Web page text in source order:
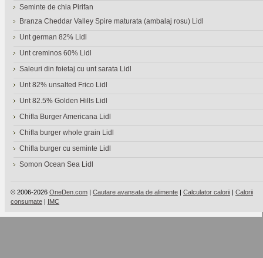
Seminte de chia Pirifan
Branza Cheddar Valley Spire maturata (ambalaj rosu) Lidl
Unt german 82% Lidl
Unt creminos 60% Lidl
Saleuri din foietaj cu unt sarata Lidl
Unt 82% unsalted Frico Lidl
Unt 82.5% Golden Hills Lidl
Chifla Burger Americana Lidl
Chifla burger whole grain Lidl
Chifla burger cu seminte Lidl
Somon Ocean Sea Lidl
© 2006-2026 OneDen.com | Cautare avansata de alimente | Calculator calorii | Calorii
consumate | IMC